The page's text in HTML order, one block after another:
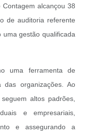
alcançou 38
de auditoria referente
gestão qualificada
uma ferramenta de
das organizações. Ao
altos padrões,
e empresariais,
e assegurando a